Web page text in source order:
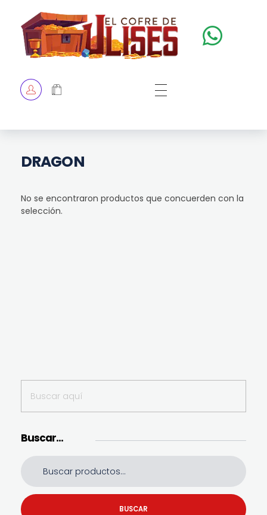
TIENDA
DRAGON
No se encontraron productos que concuerden con la
selección.
Buscar…
BUSCAR